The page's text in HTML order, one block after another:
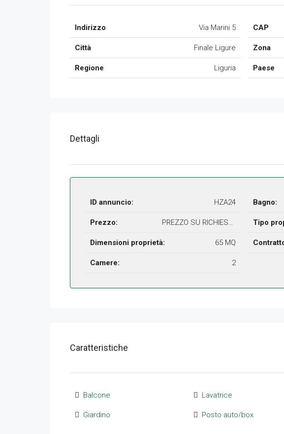
Indirizzo Via Marini 5
Città Finale Ligure
Regione Liguria
CAP
Zona
Paese
Dettagli
ID annuncio: HZA24
Prezzo: PREZZO SU RICHIESTA
Dimensioni proprietà: 65 MQ
Camere: 2
Bagno:
Tipo
Caratteristiche
Balcone
Giardino
Lavatrice
Posto auto/box